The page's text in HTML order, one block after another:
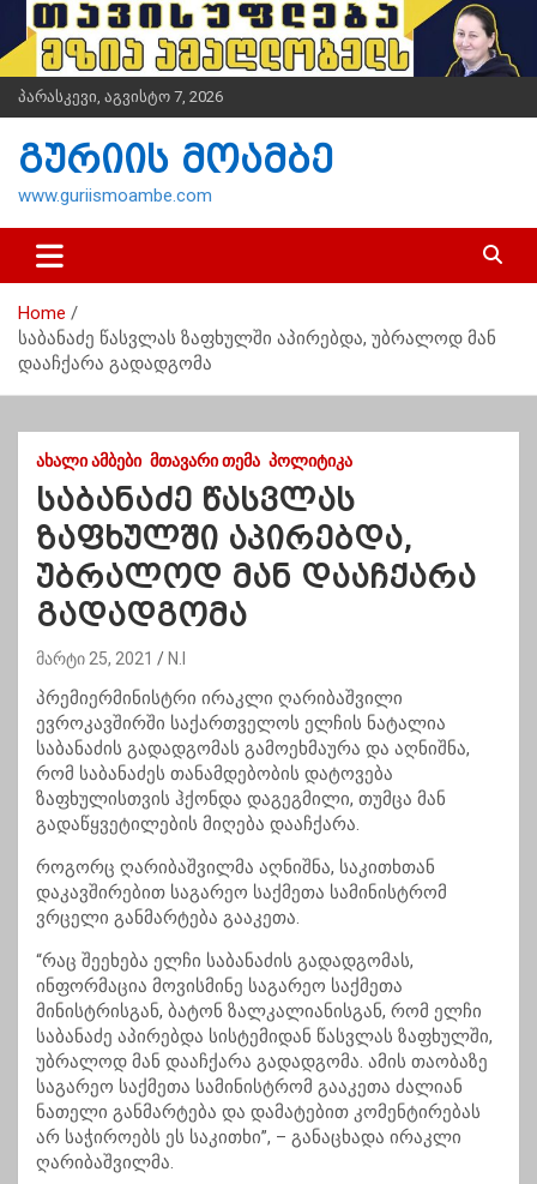
i
t
n
პარასკევი, აგვისტო 7, 2026
გურიის მოამბე
www.guriismoambe.com
Home
საბანაძე წასვლას ზაფხულში აპირებდა, უბრალოდ მან
დააჩქარა გადადგომა
ᲐᲮᲐᲚᲘ ᲐᲛᲑᲔᲑᲘ ᲛᲗᲐᲕᲐᲠᲘ ᲗᲔᲛᲐ ᲞᲝᲚᲘᲢᲘᲙᲐ
საბანაძე წასვლას
ზაფხულში აპირებდა,
უბრალოდ მან დააჩქარა
გადადგომა
მარტი 25, 2021 N.I
პრემიერმინისტრი ირაკლი ღარიბაშვილი
ევროკავშირში საქართველოს ელჩის ნატალია
საბანაძის გადადგომას გამოეხმაურა და აღნიშნა,
რომ საბანაძეს თანამდებობის დატოვება
ზაფხულისთვის ჰქონდა დაგეგმილი, თუმცა მან
გადაწყვეტილების მიღება დააჩქარა.
როგორც ღარიბაშვილმა აღნიშნა, საკითხთან
დაკავშირებით საგარეო საქმეთა სამინისტრომ
ვრცელი განმარტება გააკეთა.
“​რაც შეეხება ელჩი საბანაძის გადადგომას,
ინფორმაცია მოვისმინე საგარეო საქმეთა
მინისტრისგან, ბატონ ზალკალიანისგან, რომ ელჩი
საბანაძე აპირებდა სისტემიდან წასვლას ზაფხულში,
უბრალოდ მან დააჩქარა გადადგომა. ამის თაობაზე
საგარეო საქმეთა სამინისტრომ გააკეთა ძალიან
ნათელი განმარტება და დამატებით კომენტირებას
არ საჭიროებს ეს საკითხი”, – განაცხადა ირაკლი
ღარიბაშვილმა.